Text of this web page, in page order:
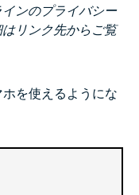
ンのプライバシー
リンク先からご覧
を使えるようにな